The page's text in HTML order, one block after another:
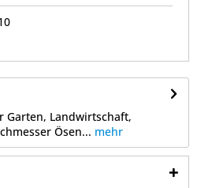
Garten, Landwirtschaft,
Ösen... mehr